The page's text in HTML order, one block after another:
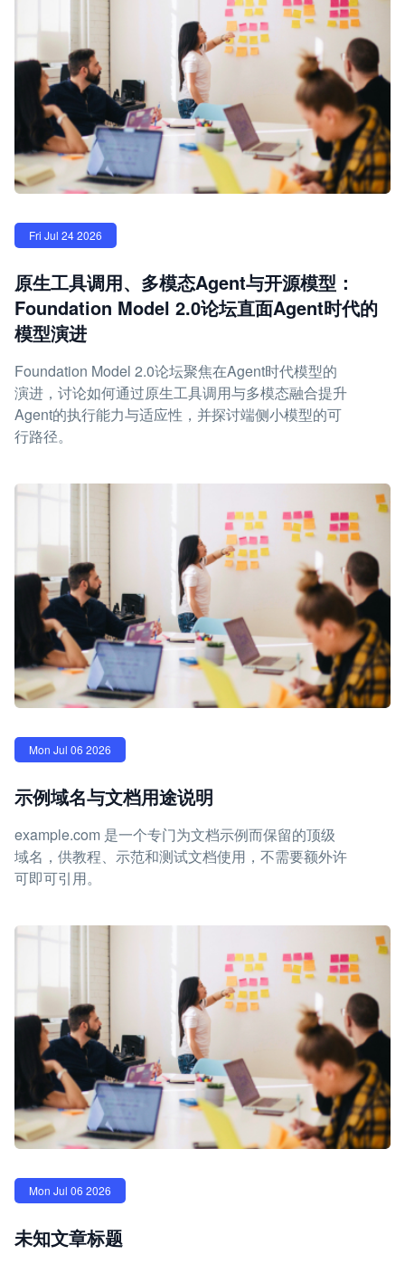
Fri Jul 24 2026
原生工具调用、多模态Agent与开源模型：
Foundation Model 2.0论坛直面Agent时代的
模型演进
Foundation Model 2.0论坛聚焦在Agent时代模型的
演进，讨论如何通过原生工具调用与多模态融合提升
Agent的执行能力与适应性，并探讨端侧小模型的可
行路径。
Mon Jul 06 2026
示例域名与文档用途说明
example.com 是一个专门为文档示例而保留的顶级
域名，供教程、示范和测试文档使用，不需要额外许
可即可引用。
Mon Jul 06 2026
未知文章标题